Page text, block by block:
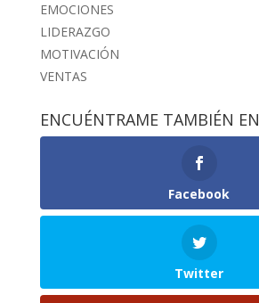
EMOCIONES
LIDERAZGO
MOTIVACIÓN
VENTAS
ENCUÉNTRAME TAMBIÉN EN
Facebook
Twitter